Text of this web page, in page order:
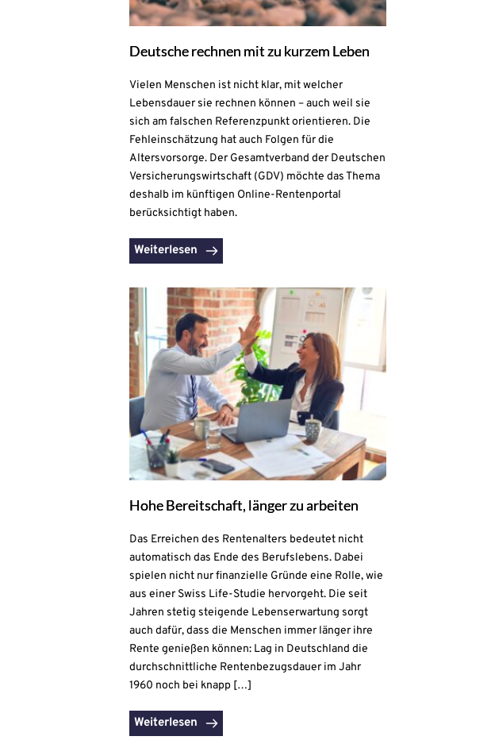
Deutsche rechnen mit zu kurzem Leben
Vielen Menschen ist nicht klar, mit welcher
Lebensdauer sie rechnen können – auch weil sie
sich am falschen Referenzpunkt orientieren. Die
Fehleinschätzung hat auch Folgen für die
Altersvorsorge. Der Gesamtverband der Deutschen
Versicherungswirtschaft (GDV) möchte das Thema
deshalb im künftigen Online-Rentenportal
berücksichtigt haben.
Weiterlesen
Hohe Bereitschaft, länger zu arbeiten
Das Erreichen des Rentenalters bedeutet nicht
automatisch das Ende des Berufslebens. Dabei
spielen nicht nur finanzielle Gründe eine Rolle, wie
aus einer Swiss Life-Studie hervorgeht. Die seit
Jahren stetig steigende Lebenserwartung sorgt
auch dafür, dass die Menschen immer länger ihre
Rente genießen können: Lag in Deutschland die
durchschnittliche Rentenbezugsdauer im Jahr
1960 noch bei knapp […]
Weiterlesen